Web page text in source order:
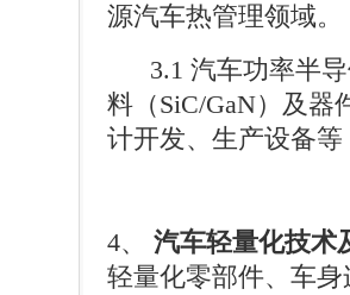
源汽车热管理领域。
3.1 汽车功率半
料（SiC/GaN）及器
计开发、生产设备等
4、 汽车轻量化技术
轻量化零部件、车